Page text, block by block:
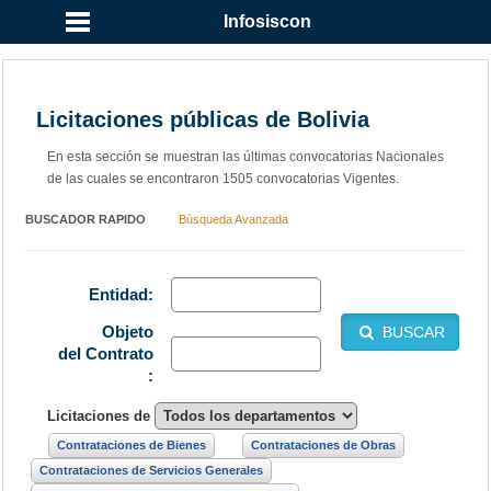
Infosiscon
Licitaciones públicas de Bolivia
En esta sección se muestran las últimas convocatorias Nacionales
de las cuales se encontraron 1505 convocatorias Vigentes.
BUSCADOR RAPIDO Búsqueda Avanzada
Entidad:
BUSCAR
Objeto
del Contrato
:
Licitaciones de
Contrataciones de Bienes
Contrataciones de Obras
Contrataciones de Servicios Generales